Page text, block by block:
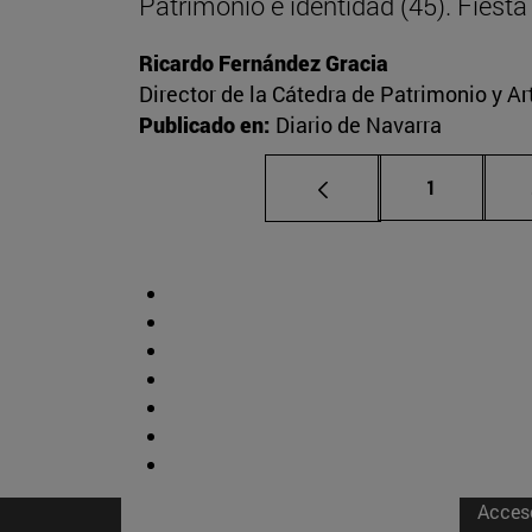
Ricardo Fernández Gracia
Director de la Cátedra de Patrimonio y
Publicado en: Diario de Navarra
Página
1